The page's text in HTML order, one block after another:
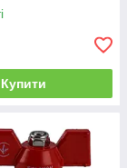
Купити